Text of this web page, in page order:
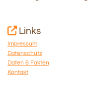
 Links
Impressum
Datenschutz
Daten & Fakten
Kontakt